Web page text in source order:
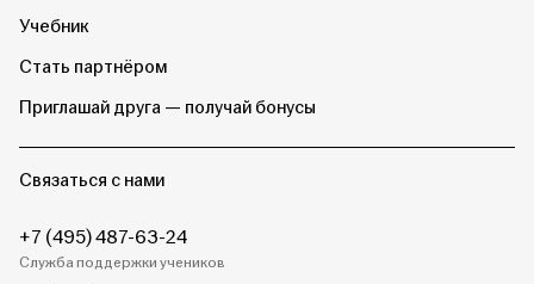
Учебник
Стать партнёром
Приглашай друга — получай бонусы
Связаться с нами
+7 (495) 487-63-24
Служба поддержки учеников